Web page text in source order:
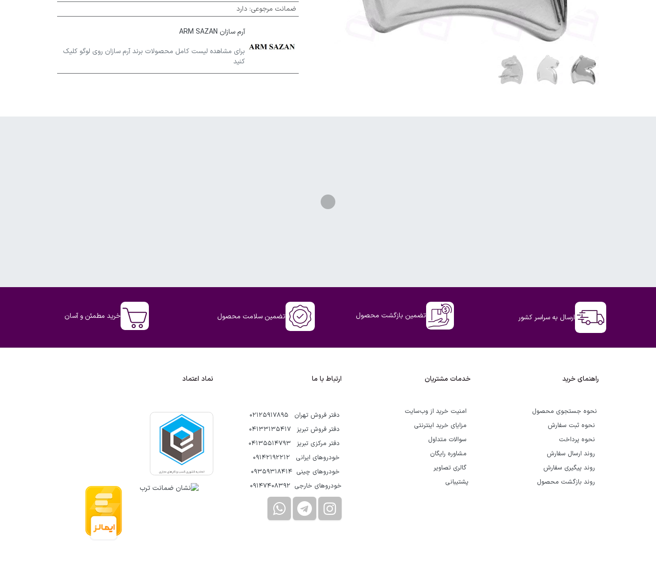
ضمانت مرجوعی: دارد
آرم سازان ARM SAZAN
برای مشاهده لیست کامل محصولات برند آرم سازان روی لوگو کلیک
کنید
ارسال به سراسر کشور تضمین بازگشت محصول تضمین سلامت محصول خرید مطمئن و آسان
راهنمای خرید
نحوه جستجوی محصول
نحوه ثبت سفارش
نحوه پرداخت
روند ارسال سفارش
روند پیگیری سفارش
روند بازگشت محصول
خدمات مشتریان
امنیت خرید از وب‌سایت
مزایای خرید اینترنتی
سوالات متداول
مشاوره رایگان
گالری تصاویر
پشتیبانی
ارتباط با ما
دفتر فروش تهران 02125917895
دفتر فروش تبریز 04133135417
دفتر مرکزی تبریز 04135514793
خودروهای ایرانی 09142192212
خودروهای چینی 09359318414
خودروهای خارجی 09147408392
نماد اعتماد